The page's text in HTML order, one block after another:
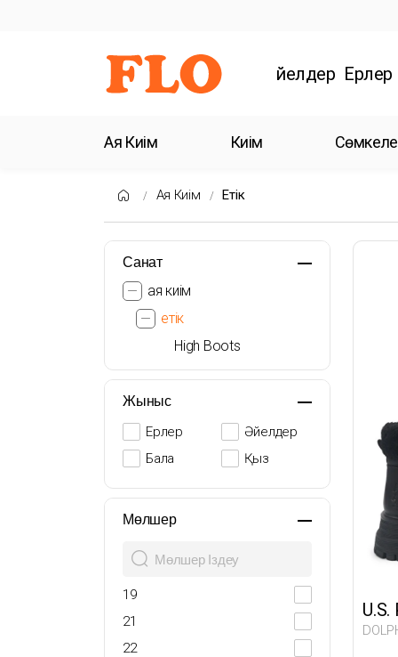
Әйелдер Ерлер
Аяқ Киім Киім
Аяқ Киім Етік
Санат
аяқ киім
етік
High Boots
Жыныс
Ерлер
Әйелдер
Бала
Қыз
Мөлшер
19
21
22